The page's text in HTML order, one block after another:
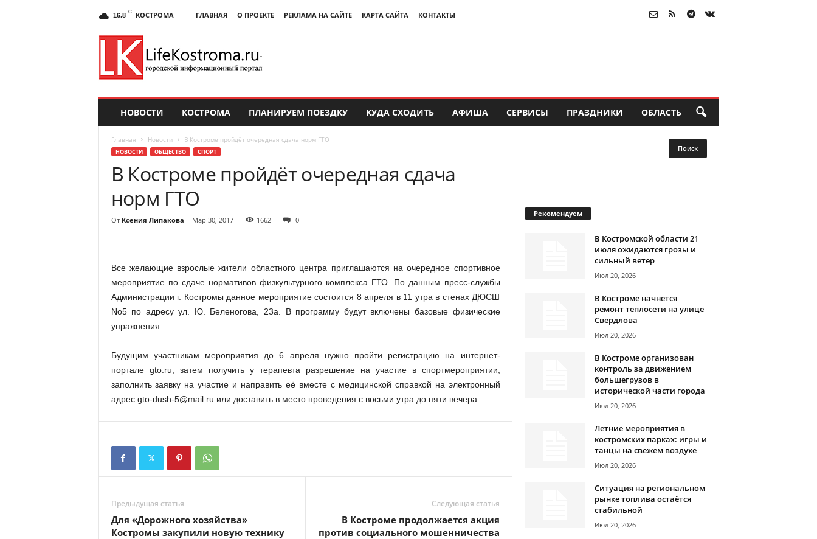
16.8 C КОСТРОМА ГЛАВНАЯ О ПРОЕКТЕ РЕКЛАМА НА САЙТЕ КАРТА САЙТА КОНТАКТЫ
НОВОСТИ КОСТРОМА ПЛАНИРУЕМ ПОЕЗДКУ КУДА СХОДИТЬ АФИША СЕРВИСЫ ПРАЗДНИКИ ОБЛАСТЬ
Главная Новости В Костроме пройдёт очередная сдача норм ГТО
НОВОСТИ ОБЩЕСТВО СПОРТ
В Костроме пройдёт очередная сдача
норм ГТО
От Ксения Липакова - Мар 30, 2017 1662 0
Все желающие взрослые жители областного центра приглашаются на очередное спортивное
мероприятие по сдаче нормативов физкультурного комплекса ГТО. По данным пресс-службы
Администрации г. Костромы данное мероприятие состоится 8 апреля в 11 утра в стенах ДЮСШ
No5 по адресу ул. Ю. Беленогова, 23а. В программу будут включены базовые физические
упражнения.
Будущим участникам мероприятия до 6 апреля нужно пройти регистрацию на интернет-
портале gto.ru, затем получить у терапевта разрешение на участие в спортмероприятии,
заполнить заявку на участие и направить её вместе с медицинской справкой на электронный
адрес gto-dush-5@mail.ru или доставить в место проведения с восьми утра до пяти вечера.
Предыдущая статья
Для «Дорожного хозяйства»
Костромы закупили новую технику
Следующая статья
В Костроме продолжается акция
против социального мошенничества
Рекомендуем
В Костромской области 21
июля ожидаются грозы и
сильный ветер
Июл 20, 2026
В Костроме начнется
ремонт теплосети на улице
Свердлова
Июл 20, 2026
В Костроме организован
контроль за движением
большегрузов в
исторической части города
Июл 20, 2026
Летние мероприятия в
костромских парках: игры и
танцы на свежем воздухе
Июл 20, 2026
Ситуация на региональном
рынке топлива остаётся
стабильной
Июл 20, 2026